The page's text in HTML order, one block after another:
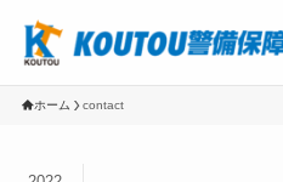
ホーム contact